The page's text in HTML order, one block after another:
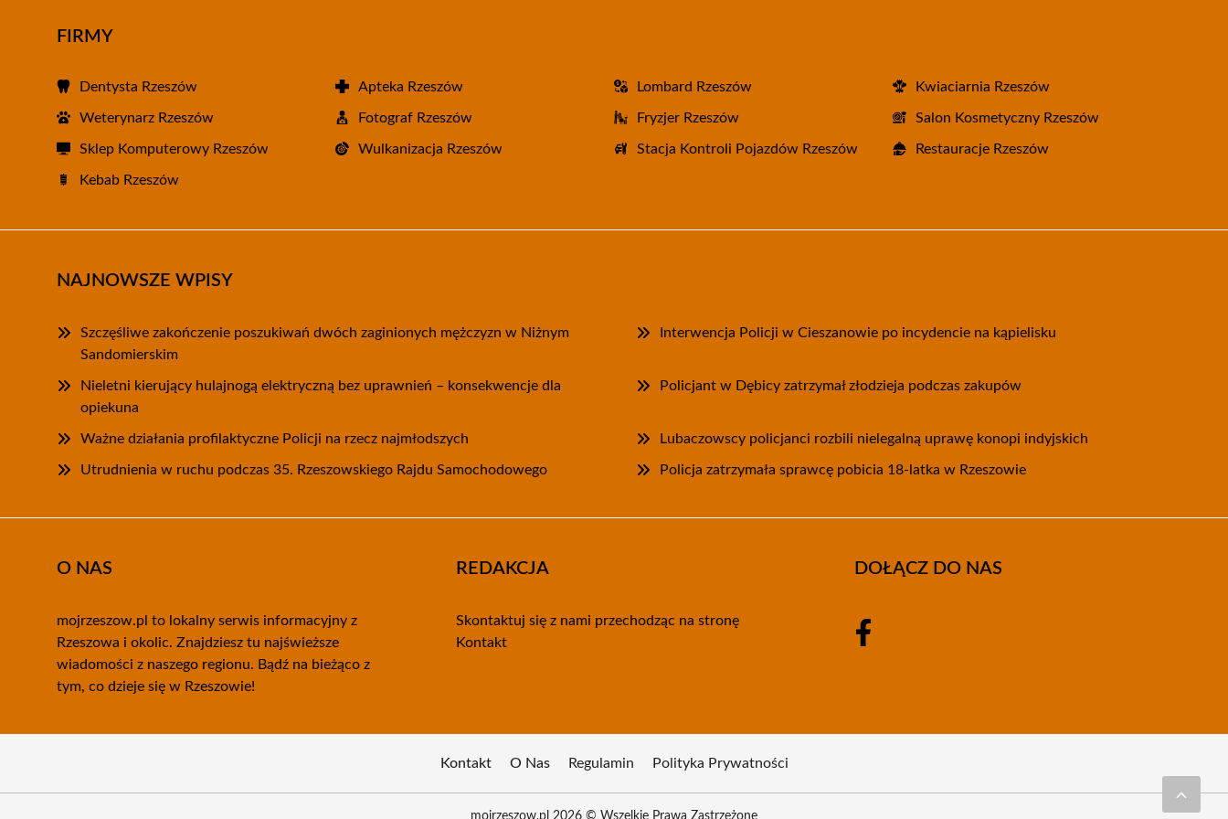
FIRMY
Dentysta Rzeszów Apteka Rzeszów Lombard Rzeszów Kwiaciarnia Rzeszów
Weterynarz Rzeszów Fotograf Rzeszów Fryzjer Rzeszów Salon Kosmetyczny Rzeszów
Sklep Komputerowy Rzeszów Wulkanizacja Rzeszów Stacja Kontroli Pojazdów Rzeszów Restauracje Rzeszów
Kebab Rzeszów
NAJNOWSZE WPISY
Szczęśliwe zakończenie poszukiwań dwóch zaginionych mężczyzn w Niżnym
Sandomierskim
Interwencja Policji w Cieszanowie po incydencie na kąpielisku
Nieletni kierujący hulajnogą elektryczną bez uprawnień – konsekwencje dla
opiekuna
Policjant w Dębicy zatrzymał złodzieja podczas zakupów
Ważne działania profilaktyczne Policji na rzecz najmłodszych Lubaczowscy policjanci rozbili nielegalną uprawę konopi indyjskich
Utrudnienia w ruchu podczas 35. Rzeszowskiego Rajdu Samochodowego Policja zatrzymała sprawcę pobicia 18-latka w Rzeszowie
O NAS
mojrzeszow.pl to lokalny serwis informacyjny z
Rzeszowa i okolic. Znajdziesz tu najświeższe
wiadomości z naszego regionu. Bądź na bieżąco z
tym, co dzieje się w Rzeszowie!
REDAKCJA
Skontaktuj się z nami przechodząc na stronę
Kontakt
DOŁĄCZ DO NAS
Kontakt O Nas Regulamin Polityka Prywatności
mojrzeszow.pl 2026 © Wszelkie Prawa Zastrzeżone